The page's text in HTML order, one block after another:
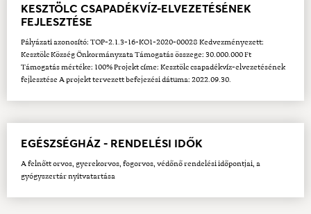
KESZTÖLC CSAPADÉKVÍZ-ELVEZETÉSÉNEK
FEJLESZTÉSE
Pályázati azonosító: TOP-2.1.3-16-KO1-2020-00028 Kedvezményezett:
Kesztölc Község Önkormányzata Támogatás összege: 30.000.000 Ft
Támogatás mértéke: 100% Projekt címe: Kesztölc csapadékvíz-elvezetésének
fejlesztése A projekt tervezett befejezési dátuma: 2022.09.30.
EGÉSZSÉGHÁZ - RENDELÉSI IDŐK
A felnőtt orvos, gyerekorvos, fogorvos, védőnő rendelési időpontjai, a
gyógyszertár nyitvatartása